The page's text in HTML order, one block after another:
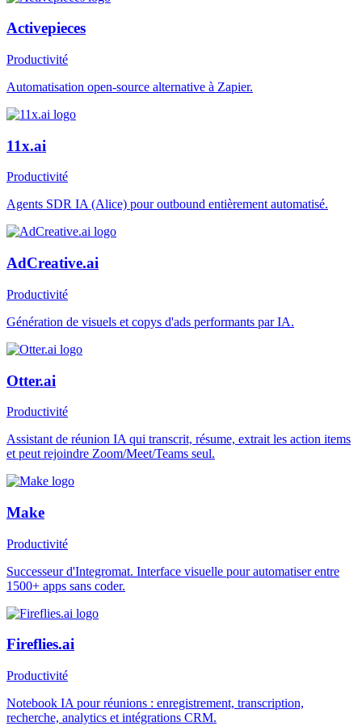
Activepieces
Productivité
Automatisation open-source alternative à Zapier.
11x.ai
Productivité
Agents SDR IA (Alice) pour outbound entièrement automatisé.
AdCreative.ai
Productivité
Génération de visuels et copys d'ads performants par IA.
Otter.ai
Productivité
Assistant de réunion IA qui transcrit, résume, extrait les action items
et peut rejoindre Zoom/Meet/Teams seul.
Make
Productivité
Successeur d'Integromat. Interface visuelle pour automatiser entre
1500+ apps sans coder.
Fireflies.ai
Productivité
Notebook IA pour réunions : enregistrement, transcription,
recherche, analytics et intégrations CRM.